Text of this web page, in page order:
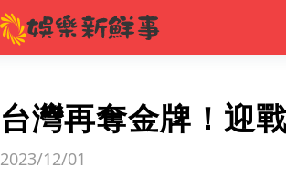
台灣再奪金牌！迎
2023/12/01